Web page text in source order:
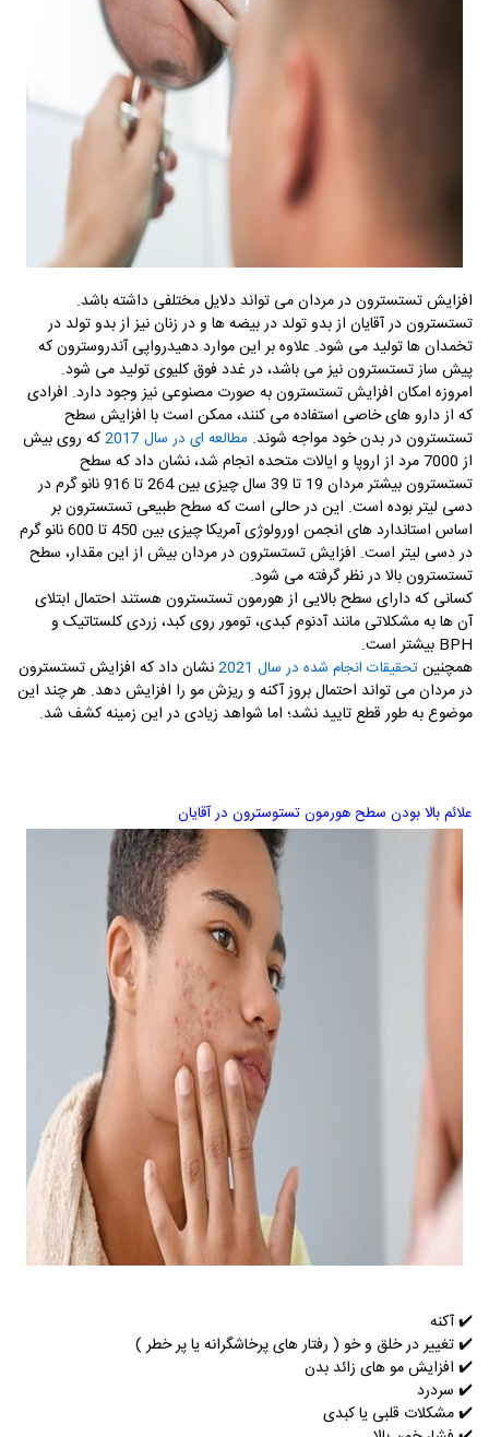
افزایش تستسترون در مردان می تواند دلایل مختلفی داشته باشد.
تستسترون در آقایان از بدو تولد در بیضه ها و در زنان نیز از بدو تولد در
تخمدان ها تولید می شود. علاوه بر این موارد دهیدرواپی آندروسترون که
پیش ساز تستسترون نیز می باشد، در غدد فوق کلیوی تولید می شود.
امروزه امکان افزایش تستسترون به صورت مصنوعی نیز وجود دارد. افرادی
که از دارو های خاصی استفاده می کنند، ممکن است با افزایش سطح
تستسترون در بدن خود مواجه شوند. مطالعه ای در سال 2017
که روی بیش
از 7000 مرد از اروپا و ایالات متحده انجام شد، نشان داد که سطح
تستسترون بیشتر مردان 19 تا 39 سال چیزی بین 264 تا 916 نانو گرم در
دسی لیتر بوده است. این در حالی است که سطح طبیعی تستسترون بر
اساس استاندارد های انجمن اورولوژی آمریکا چیزی بین 450 تا 600 نانو گرم
در دسی لیتر است. افزایش تستسترون در مردان بیش از این مقدار، سطح
تستسترون بالا در نظر گرفته می شود.
کسانی که دارای سطح بالایی از هورمون تستسترون هستند احتمال ابتلای
آن ها به مشکلاتی مانند آدنوم کبدی، تومور روی کبد، زردی کلستاتیک و
BPH بیشتر است.
همچنینتحقیقات انجام شده در سال 2021
نشان داد که افزایش تستسترون
در مردان می تواند احتمال بروز آکنه و ریزش مو را افزایش دهد. هر چند این
موضوع به طور قطع تایید نشد؛ اما شواهد زیادی در این زمینه کشف شد.
علائم بالا بودن سطح هورمون تستوسترون در آقایان
✔️ آکنه
✔️تغییر در خلق و خو ( رفتار های پرخاشگرانه یا پر خطر )
✔️ افزایش مو های زائد بدن
✔️ سردرد
✔️مشکلات قلبی یا کبدی